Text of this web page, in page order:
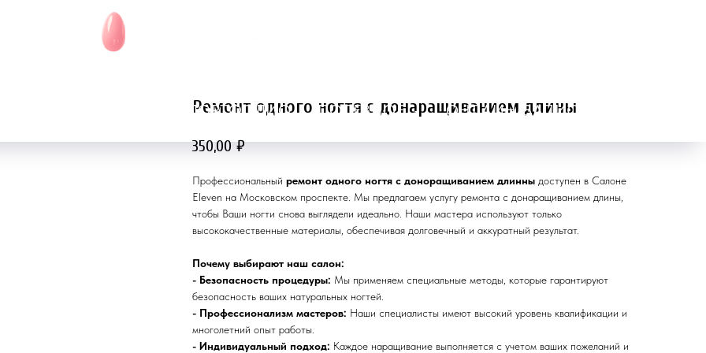
ПОРТФОЛИО ПОЛЕЗНОЕ ОНЛАЙН-ЗАПИСЬ
Ремонт одного ногтя с донаращиванием длины
350,00 ₽
Профессиональный ремонт одного ногтя с доноращиванием длинны доступен в Салоне
Eleven на Московском проспекте. Мы предлагаем услугу ремонта с донаращиванием длины,
чтобы Ваши ногти снова выглядели идеально. Наши мастера используют только
высококачественные материалы, обеспечивая долговечный и аккуратный результат.
Почему выбирают наш салон:
- Безопасность процедуры: Мы применяем специальные методы, которые гарантируют
безопасность ваших натуральных ногтей.
- Профессионализм мастеров: Наши специалисты имеют высокий уровень квалификации и
многолетний опыт работы.
- Индивидуальный подход: Каждое наращивание выполняется с учетом ваших пожеланий и